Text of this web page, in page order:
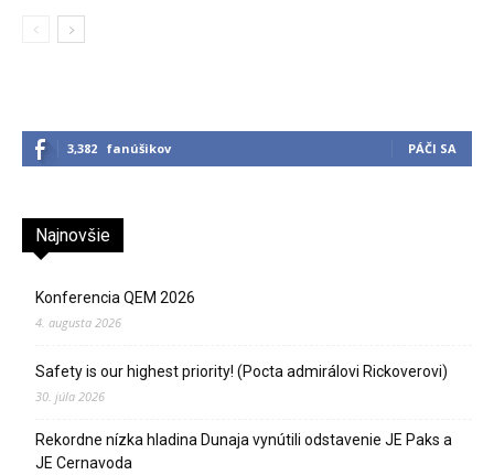
3,382 fanúšikov PÁČI SA
Najnovšie
Konferencia QEM 2026
4. augusta 2026
Safety is our highest priority! (Pocta admirálovi Rickoverovi)
30. júla 2026
Rekordne nízka hladina Dunaja vynútili odstavenie JE Paks a
JE Cernavoda